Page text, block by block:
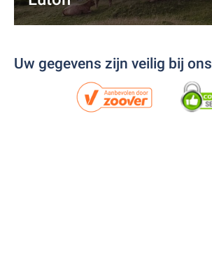
Uw gegevens zijn veilig bij ons